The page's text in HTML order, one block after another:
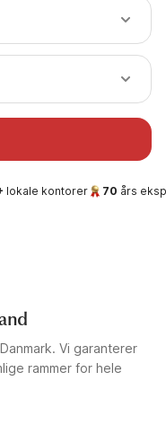
lokale kontorer 70 års
Vi garanterer
rammer for hele